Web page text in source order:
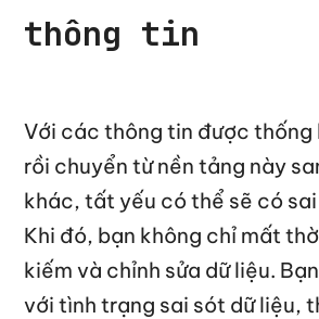
thông tin
Với các thông tin được thống
rồi chuyển từ nền tảng này
khác, tất yếu có thể sẽ có
Khi đó, bạn không chỉ mất
kiếm và chỉnh sửa dữ liệu.
với tình trạng sai sót dữ liệu,